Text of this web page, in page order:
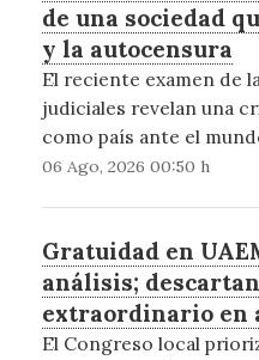
de una sociedad
y la autocensura
El reciente examen de
judiciales revelan una
como país ante el
06 Ago, 2026 00:50 h
Gratuidad en
análisis;
extraordinario en
El Congreso local